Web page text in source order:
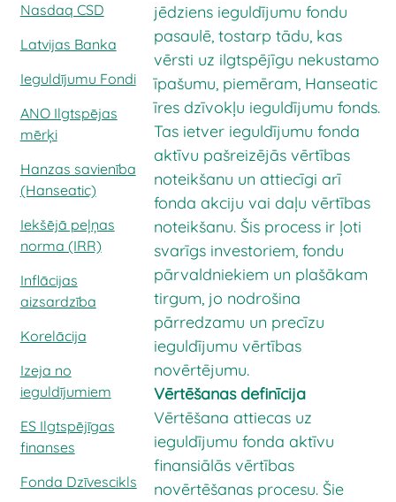
Nasdaq CSD
Latvijas Banka
Ieguldījumu Fondi
ANO Ilgtspējas
mērķi
Hanzas savienība
(Hanseatic)
Iekšējā peļņas
norma (IRR)
Inflācijas
aizsardzība
Korelācija
Izeja no
ieguldījumiem
ES Ilgtspējīgas
finanses
Fonda Dzīvescikls
jēdziens ieguldījumu fondu
pasaulē, tostarp tādu, kas
vērsti uz ilgtspējīgu nekustamo
īpašumu, piemēram, Hanseatic
īres dzīvokļu ieguldījumu fonds.
Tas ietver ieguldījumu fonda
aktīvu pašreizējās vērtības
noteikšanu un attiecīgi arī
fonda akciju vai daļu vērtības
noteikšanu. Šis process ir ļoti
svarīgs investoriem, fondu
pārvaldniekiem un plašākam
tirgum, jo nodrošina
pārredzamu un precīzu
ieguldījumu vērtības
novērtējumu.
Vērtēšanas definīcija
Vērtēšana attiecas uz
ieguldījumu fonda aktīvu
finansiālās vērtības
novērtēšanas procesu. Šie